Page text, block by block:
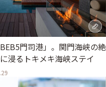
門司港」。関門海峡の絶
浸るトキメキ海峡ステイ